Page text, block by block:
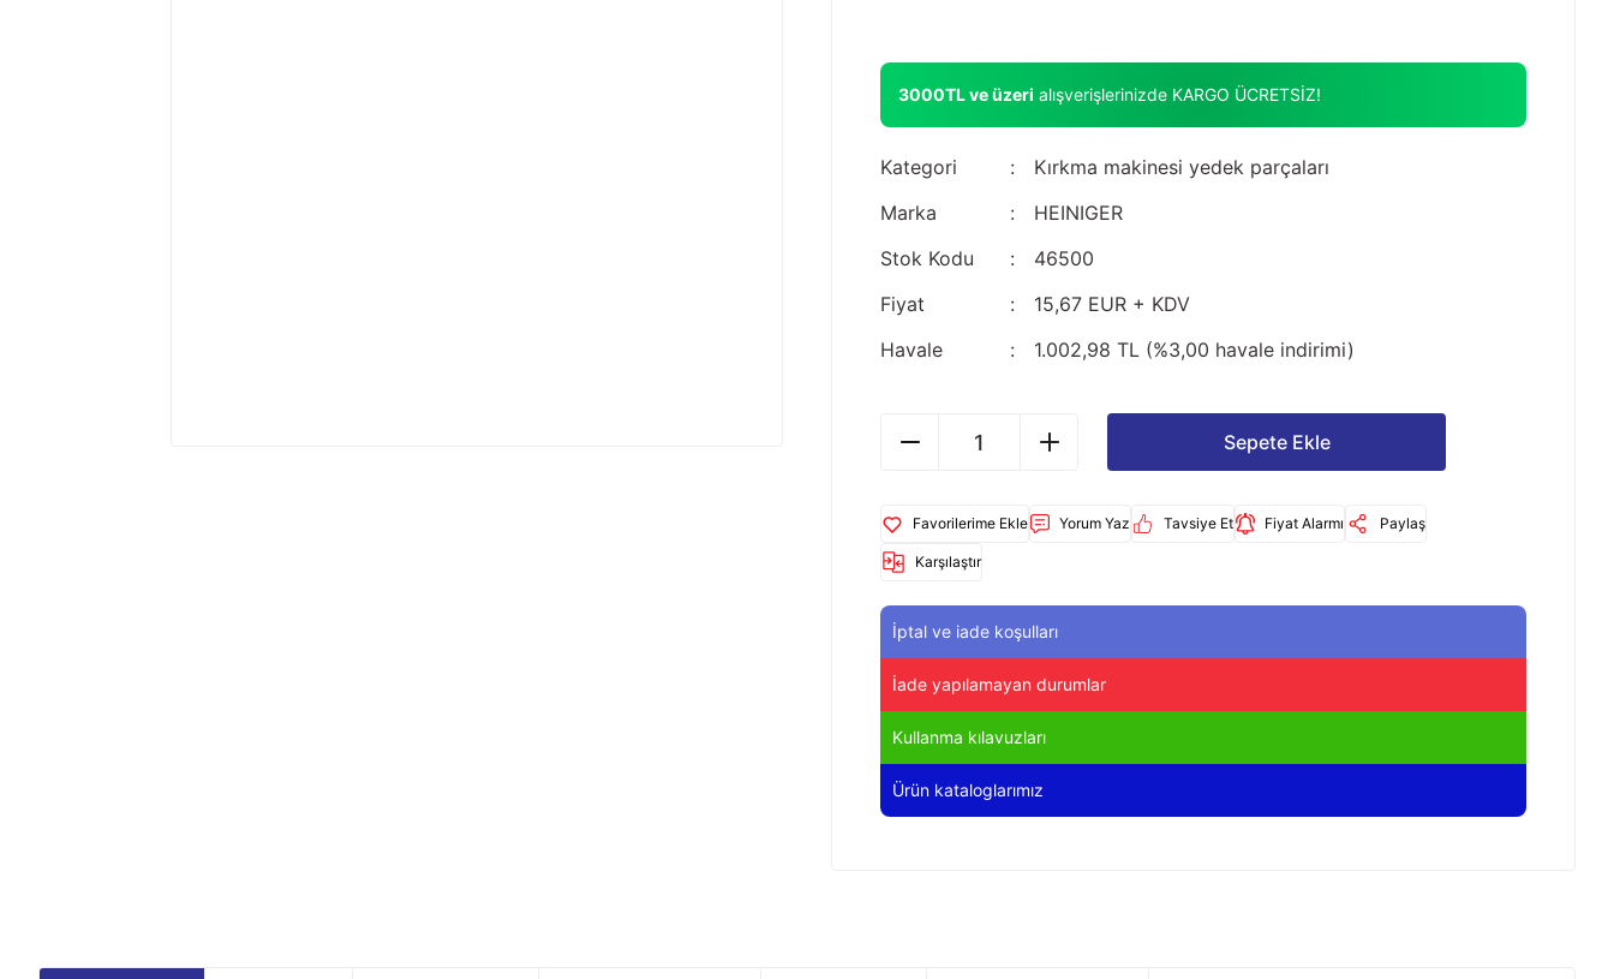
3000TL ve üzeri alışverişlerinizde KARGO ÜCRETSİZ!
Kategori
Kırkma makinesi yedek parçaları
Marka
HEINIGER
Stok Kodu
46500
Fiyat
15,67 EUR + KDV
Havale
1.002,98 TL (%3,00 havale indirimi)
Sepete Ekle
Yorum Yaz Tavsiye Et Fiyat Alarmı Paylaş
Karşılaştır
İptal ve iade koşulları
İade yapılamayan durumlar
Kullanma kılavuzları
Ürün kataloglarımız